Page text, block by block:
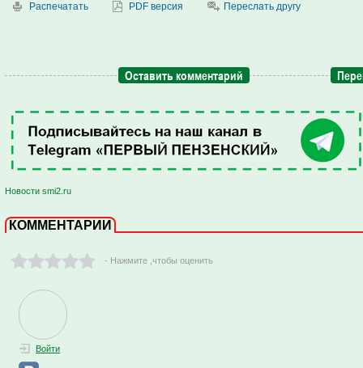
Распечатать PDF версия Переслать другу
Оставить комментарий
Новости smi2.ru
КОММЕНТАРИИ
- Нажмите ,чтобы оценить
Войти